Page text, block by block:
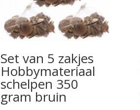
Set van 5 zakjes
Hobbymateriaal
schelpen 350
gram bruin